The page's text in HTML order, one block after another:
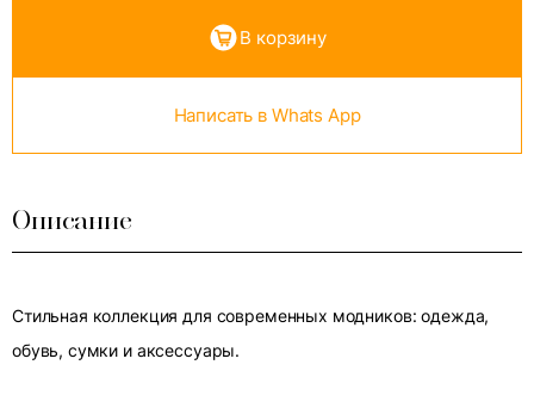
В корзину
Написать в Whats App
Описание
Стильная коллекция для современных модников: одежда,
обувь, сумки и аксессуары.